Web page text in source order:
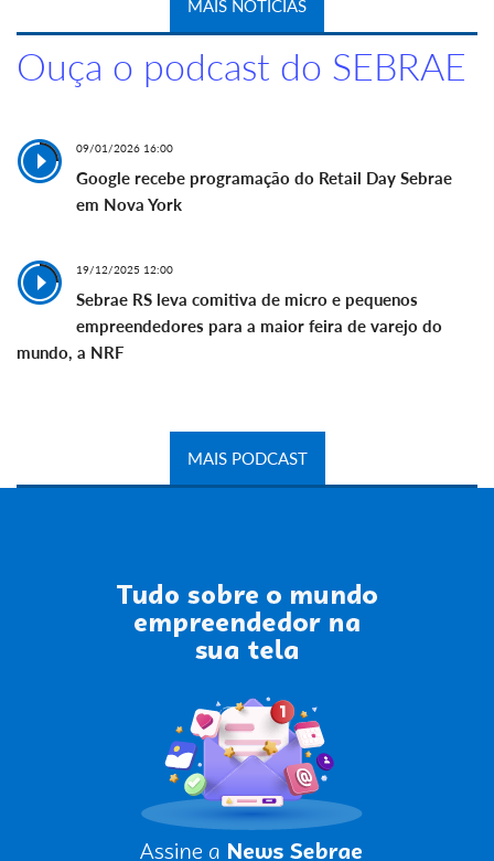
MAIS NOTÍCIAS
Ouça o podcast do SEBRAE
09/01/2026 16:00
Google recebe programação do Retail Day Sebrae
em Nova York
19/12/2025 12:00
Sebrae RS leva comitiva de micro e pequenos
empreendedores para a maior feira de varejo do
mundo, a NRF
MAIS PODCAST